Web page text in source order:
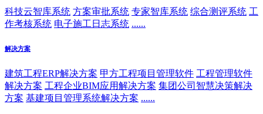
科技云智库系统 方案审批系统 专家智库系统 综合测评系统 工
作考核系统 电子施工日志系统 ......
解决方案
建筑工程ERP解决方案 甲方工程项目管理软件 工程管理软件
解决方案 工程企业BIM应用解决方案 集团公司智慧决策解决
方案 基建项目管理系统解决方案 ......